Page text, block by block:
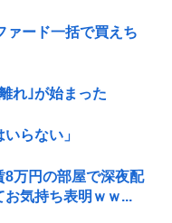
ァード一括で買えち
れ｣が始まった
らない」
8万円の部屋で深夜配
気持ち表明ｗｗ...